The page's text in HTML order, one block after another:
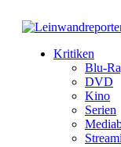
Kritiken
Blu-
DVD
Kino
Serien